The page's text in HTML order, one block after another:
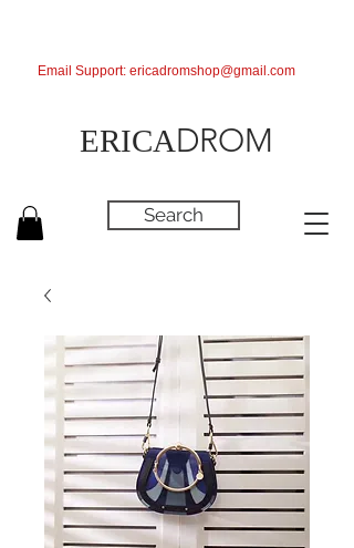
ERICADROM
Search
Email Support: ericadromshop@gmail.com